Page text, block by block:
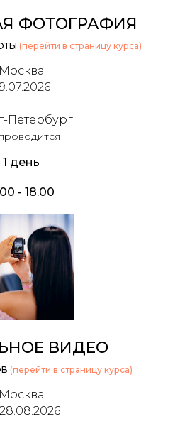
ФОТОГРАФИЯ
(перейти в страницу курса)
Москва
Петербург
1 день
- 18.00
ВИДЕО
(перейти в страницу курса)
Москва